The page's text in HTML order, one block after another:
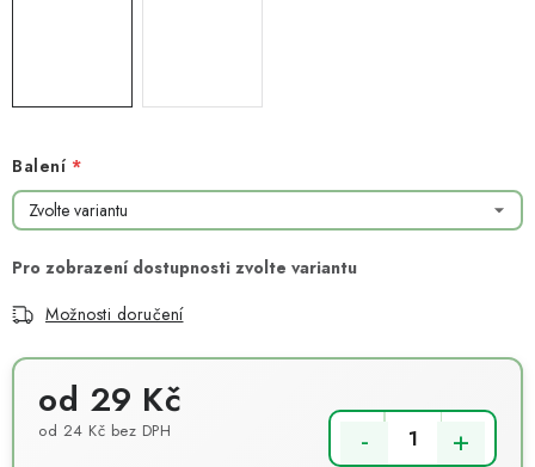
Balení
Možnosti doručení
od 29 Kč
od 24 Kč bez DPH